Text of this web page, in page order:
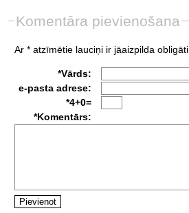
Komentāra pievienošana
Ar * atzīmētie lauciņi ir jāaizpilda obligāti.
*Vārds:
e-pasta adrese:
*4+0=
*Komentārs: